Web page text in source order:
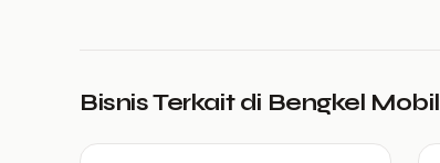
Bisnis Terkait di Bengkel Mobil